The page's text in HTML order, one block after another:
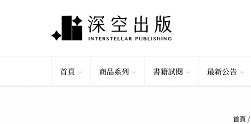
首頁 商品系列 書籍試閱 最新公告
首頁 /